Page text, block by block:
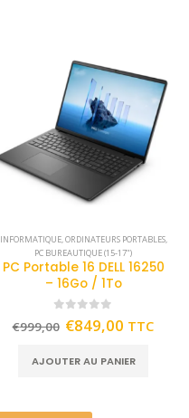
INFORMATIQUE,ORDINATEURS PORTABLES,
PC BUREAUTIQUE (15-17")
PC Portable 16 DELL 16250
– 16Go / 1To
out of 5
€999,00 €849,00 TTC
AJOUTER AU PANIER